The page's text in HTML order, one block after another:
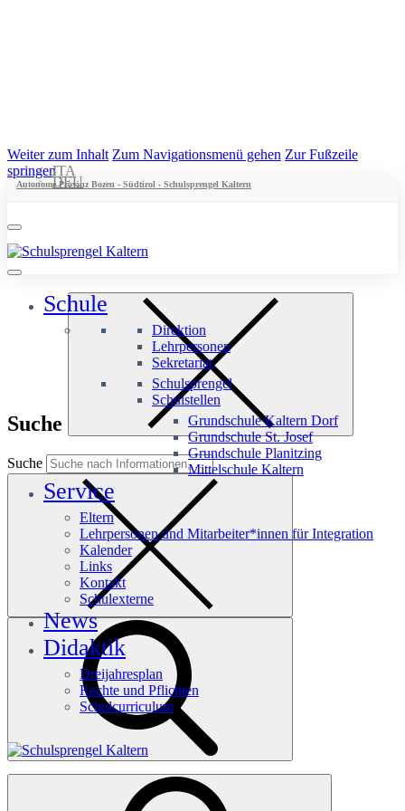
Weiter zum Inhalt Zum Navigationsmenü gehen Zur Fußzeile
springen
Autonome Provinz Bozen - Südtirol - Schulsprengel Kaltern
ITA
DEU
Schule
Direktion
Lehrpersonen
Sekretariat
Schulsprengel
Schulstellen
Grundschule Kaltern Dorf
Grundschule St. Josef
Grundschule Planitzing
Mittelschule Kaltern
Service
Eltern
Lehrpersonen und Mitarbeiter*innen für Integration
Kalender
Links
Kontakt
Schulexterne
News
Didaktik
Dreijahresplan
Rechte und Pflichten
Schulcurriculum
Suche
Suche
Häufige Suchanfragen